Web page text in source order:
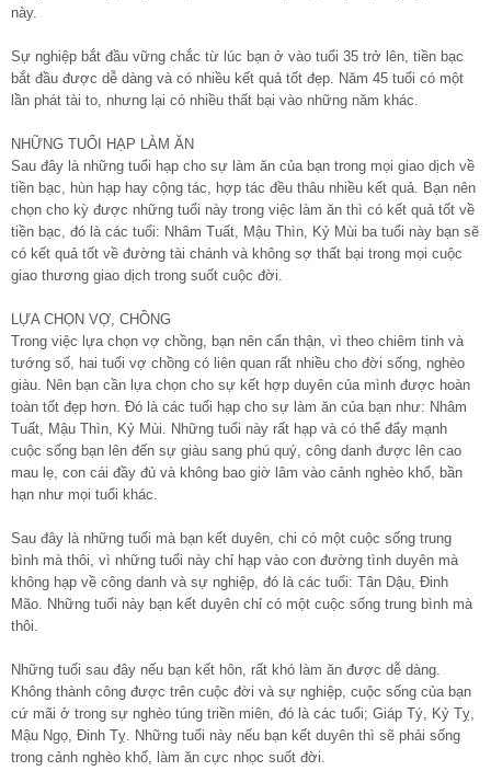
này.
Sự nghiệp bắt đầu vững chắc từ lúc bạn ở vào tuổi 35 trở lên, tiền bạc
bắt đầu được dễ dàng và có nhiều kết quả tốt đẹp. Năm 45 tuổi có một
lần phát tài to, nhưng lại có nhiều thất bại vào những năm khác.
NHỮNG TUỔI HẠP LÀM ĂN
Sau đây là những tuổi hạp cho sự làm ăn của bạn trong mọi giao dịch về
tiền bạc, hùn hạp hay cộng tác, hợp tác đều thâu nhiều kết quả. Bạn nên
chọn cho kỳ được những tuổi này trong việc làm ăn thì có kết quả tốt về
tiền bạc, đó là các tuổi: Nhâm Tuất, Mậu Thìn, Kỷ Mùi ba tuổi này bạn sẽ
có kết quả tốt về đường tài chánh và không sợ thất bại trong mọi cuộc
giao thương giao dịch trong suốt cuộc đời.
LỰA CHỌN VỢ, CHỒNG
Trong việc lựa chọn vợ chồng, bạn nên cẩn thận, vì theo chiêm tinh và
tướng số, hai tuổi vợ chồng có liên quan rất nhiều cho đời sống, nghèo
giàu. Nên bạn cần lựa chọn cho sự kết hợp duyên của mình được hoàn
toàn tốt đẹp hơn. Đó là các tuổi hạp cho sự làm ăn của bạn như: Nhâm
Tuất, Mậu Thìn, Kỷ Mùi. Những tuổi này rất hạp và có thể đẩy mạnh
cuộc sống bạn lên đến sự giàu sang phú quý, công danh được lên cao
mau lẹ, con cái đầy đủ và không bao giờ lâm vào cảnh nghèo khổ, bần
hạn như mọi tuổi khác.
Sau đây là những tuổi mà bạn kết duyên, chi có một cuộc sống trung
bình mà thôi, vì những tuổi này chỉ hạp vào con đường tình duyên mà
không hạp về công danh và sự nghiệp, đó là các tuổi: Tân Dậu, Đinh
Mão. Những tuổi này bạn kết duyên chỉ có một cuộc sống trung bình mà
thôi.
Những tuổi sau đây nếu bạn kết hôn, rất khó làm ăn được dễ dàng.
Không thành công được trên cuộc đời và sự nghiệp, cuộc sống của bạn
cứ mãi ở trong sự nghèo túng triền miên, đó là các tuổi; Giáp Tý, Kỷ Tỵ,
Mậu Ngọ, Đinh Tỵ. Những tuổi này nếu bạn kết duyên thì sẽ phải sống
trong cảnh nghèo khổ, làm ăn cực nhọc suốt đời.